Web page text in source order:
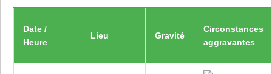
Date /
Heure
Lieu Gravité
Circonstances
aggravantes